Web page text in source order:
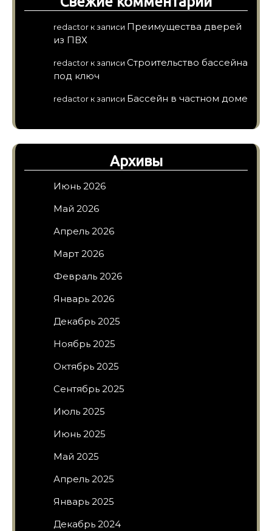
redactor к записи Преимущества дверей
из ПВХ
redactor к записи Строительство бассейна
под ключ
redactor к записи Бассейн в частном доме
Архивы
Июнь 2026
Май 2026
Апрель 2026
Март 2026
Февраль 2026
Январь 2026
Декабрь 2025
Ноябрь 2025
Октябрь 2025
Сентябрь 2025
Июль 2025
Июнь 2025
Май 2025
Апрель 2025
Январь 2025
Декабрь 2024